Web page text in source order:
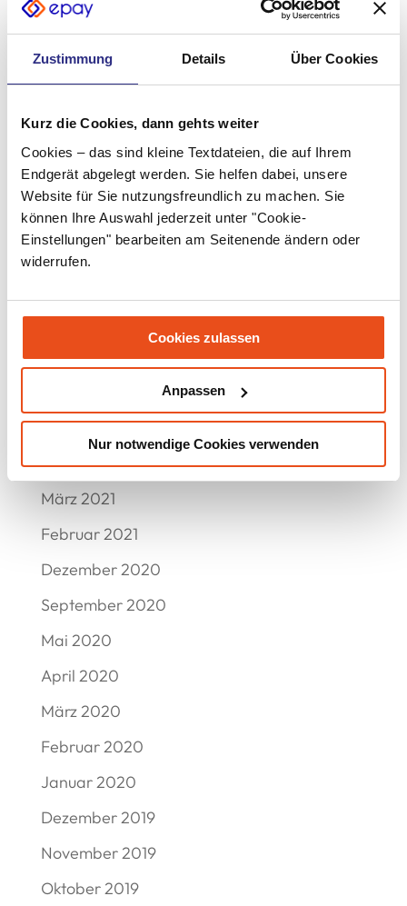
Zustimmung Details Über Cookies
Kurz die Cookies, dann gehts weiter
Cookies – das sind kleine Textdateien, die auf Ihrem
Endgerät abgelegt werden. Sie helfen dabei, unsere
Website für Sie nutzungsfreundlich zu machen. Sie
können Ihre Auswahl jederzeit unter "Cookie-
Einstellungen" bearbeiten am Seitenende ändern oder
widerrufen.
Cookies zulassen
Anpassen
Nur notwendige Cookies verwenden
Juni 2022
Mai 2022
März 2022
Februar 2022
Januar 2022
Dezember 2021
Oktober 2021
September 2021
Juni 2021
Mai 2021
März 2021
Februar 2021
Dezember 2020
September 2020
Mai 2020
April 2020
März 2020
Februar 2020
Januar 2020
Dezember 2019
November 2019
Oktober 2019